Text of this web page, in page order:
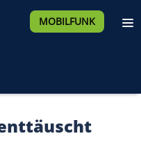
MOBILFUNK